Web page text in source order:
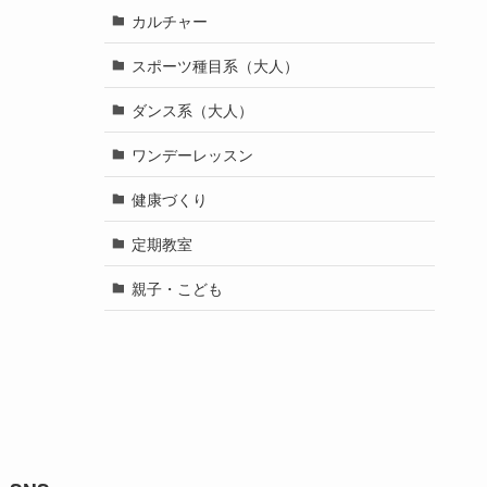
カルチャー
スポーツ種目系（大人）
ダンス系（大人）
ワンデーレッスン
健康づくり
定期教室
親子・こども